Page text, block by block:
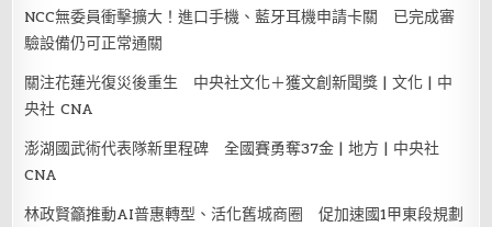
NCC無委員衝擊擴大！進口手機、藍牙耳機申請卡關 已完成審
驗設備仍可正常通關
關注花蓮光復災後重生 中央社文化＋獲文創新聞獎 | 文化 | 中
央社 CNA
澎湖國武術代表隊新里程碑 全國賽勇奪37金 | 地方 | 中央社
CNA
林政賢籲推動AI普惠轉型、活化舊城商圈 促加速國1甲東段規劃